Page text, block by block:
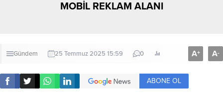
MOBİL REKLAM ALANI
Gündem 25 Temmuz 2025 15:59 0 A+ A-
ABONE OL